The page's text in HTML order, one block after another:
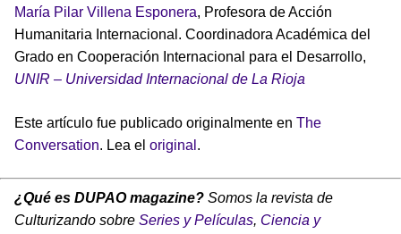
María Pilar Villena Esponera, Profesora de Acción
Humanitaria Internacional. Coordinadora Académica del
Grado en Cooperación Internacional para el Desarrollo,
UNIR – Universidad Internacional de La Rioja
Este artículo fue publicado originalmente en The
Conversation. Lea el original .
¿Qué es DUPAO magazine? Somos la revista de
Culturizando sobre Series y Películas, Ciencia y